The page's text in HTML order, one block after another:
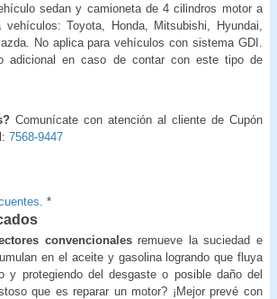
sedan y camioneta de 4 cilindros motor a
vehículos: Toyota, Honda, Mitsubishi, Hyundai,
No aplica para vehículos con sistema GDI.
adicional en caso de contar con este tipo de
Comunícate con atención al cliente de Cupón
7568-9447
*
convencionalesremueve la suciedad e
en el aceite y gasolina logrando que fluya
y protegiendo del desgaste o posible daño del
que es reparar un motor? ¡Mejor prevé con